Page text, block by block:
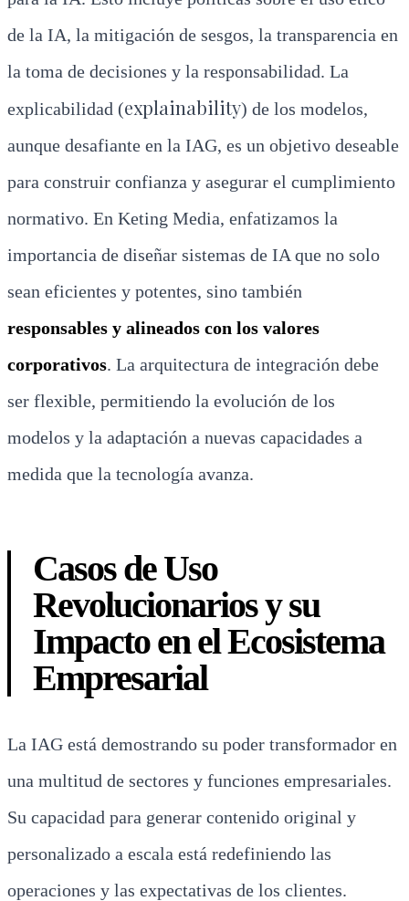
de la IA, la mitigación de sesgos, la transparencia en
la toma de decisiones y la responsabilidad. La
explicabilidad (explainability) de los modelos,
aunque desafiante en la IAG, es un objetivo deseable
para construir confianza y asegurar el cumplimiento
normativo. En Keting Media, enfatizamos la
importancia de diseñar sistemas de IA que no solo
sean eficientes y potentes, sino también
responsables y alineados con los valores
corporativos. La arquitectura de integración debe
ser flexible, permitiendo la evolución de los
modelos y la adaptación a nuevas capacidades a
medida que la tecnología avanza.
Casos de Uso
Revolucionarios y su
Impacto en el Ecosistema
Empresarial
La IAG está demostrando su poder transformador en
una multitud de sectores y funciones empresariales.
Su capacidad para generar contenido original y
personalizado a escala está redefiniendo las
operaciones y las expectativas de los clientes.